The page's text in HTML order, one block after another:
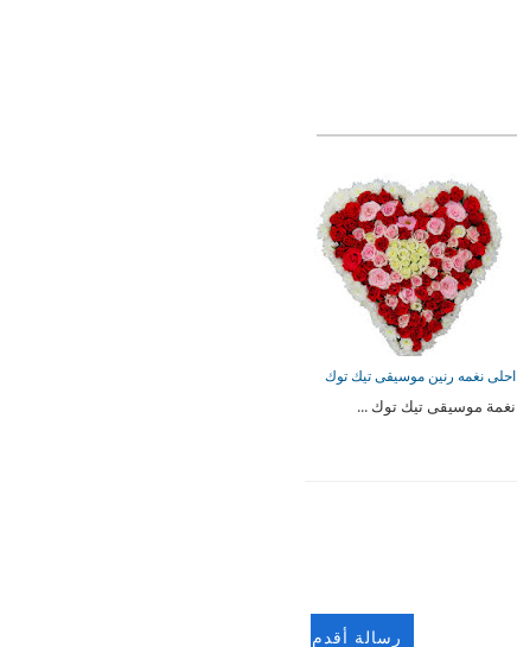
احلى نغمه رنين موسيقى تيك توك
نغمة موسيقى تيك توك ...
رسالة أقدم